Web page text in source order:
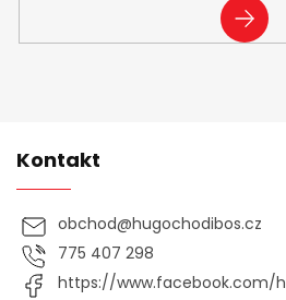
SE
Kontakt
obchod@hugochodibos.cz
775 407 298
https://www.facebook.com/